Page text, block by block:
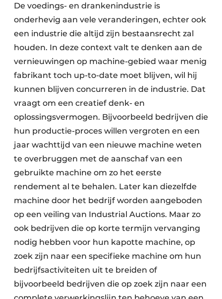
De voedings- en drankenindustrie is
onderhevig aan vele veranderingen, echter ook
een industrie die altijd zijn bestaansrecht zal
houden. In deze context valt te denken aan de
vernieuwingen op machine­-gebied waar menig
fabrikant toch up-to-date moet blijven, wil hij
kunnen blijven concurreren in de industrie. Dat
vraagt om een creatief denk- en
oplossingsvermogen. Bijvoorbeeld bedrijven die
hun productie-proces willen vergroten en een
jaar wachttijd van een nieuwe machine weten
te overbruggen met de aanschaf van een
gebruikte machine om zo het eerste
rendement al te behalen. Later kan diezelfde
machine door het bedrijf worden aangeboden
op een veiling van Industrial Auctions. Maar zo
ook bedrijven die op korte termijn vervanging
nodig hebben voor hun kapotte machine, op
zoek zijn naar een specifieke machine om hun
bedrijfsactiviteiten uit te breiden of
bijvoorbeeld bedrijven die op zoek zijn naar een